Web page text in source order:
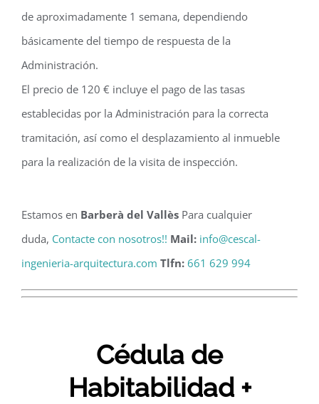
de aproximadamente 1 semana, dependiendo
básicamente del tiempo de respuesta de la
Administración.
El precio de 120 € incluye el pago de las tasas
establecidas por la Administración para la correcta
tramitación, así como el desplazamiento al inmueble
para la realización de la visita de inspección.
Estamos en Barberà del Vallès Para cualquier
duda, Contacte con nosotros!! Mail: info@cescal-
ingenieria-arquitectura.com Tlfn: 661 629 994
Cédula de
Habitabilidad +